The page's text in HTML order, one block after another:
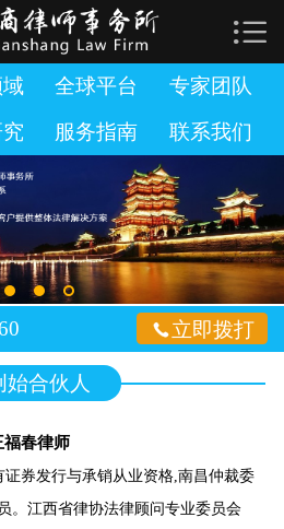
 网站首页
关于赣商
业务领域
全球平台
专家团队
赣商业绩
赣商研究
加入赣商
联系我们

全球平台
专家团队
服务指南 联系我们
立即拨打
始合伙人
福春律师
证券发行与承销从业资格,南昌仲裁委
。江西省律协法律顾问专业委员会